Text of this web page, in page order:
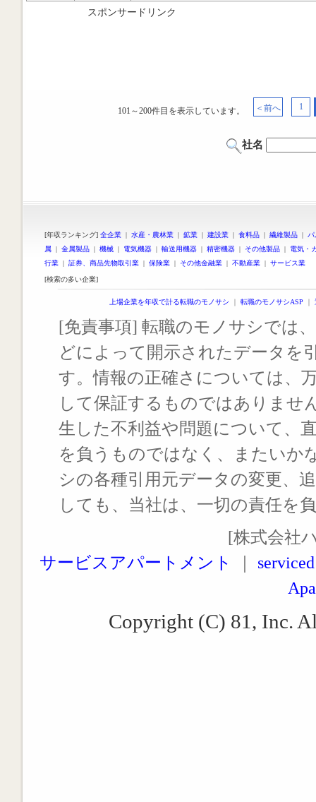
スポンサードリンク
101～200件目を表示しています。 ＜前へ 1
社名
[年収ランキング] 全企業 | 水産・農林業 | 鉱業 | 建設業 | 食料品 | 繊維製品 |
属 | 金属製品 | 機械 | 電気機器 | 輸送用機器 | 精密機器 | その他製品 | 電気・
行業 | 証券、商品先物取引業 | 保険業 | その他金融業 | 不動産業 | サービス業
[検索の多い企業]
上場企業を年収で計る転職のモノサシ ｜ 転職のモノサシASP ｜
[免責事項] 転職のモノサシでは
どによって開示されたデータを
す。情報の正確さについては、
して保証するものではありませ
生した不利益や問題について、
を負うものではなく、またいか
シの各種引用元データの変更、
しても、当社は、一切の責任を
[株式会社
サービスアパートメント
Copyright (C) 81, Inc.